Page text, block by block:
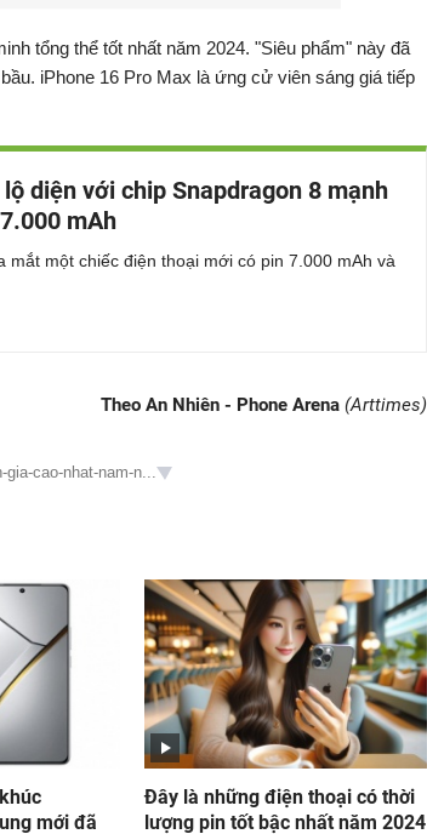
tổng thể tốt nhất năm 2024. "Siêu phẩm" này đã
iPhone 16 Pro Max là ứng cử viên sáng giá tiếp
lộ diện với chip Snapdragon 8 mạnh
mAh
mắt một chiếc điện thoại mới có pin 7.000 mAh và
Theo An Nhiên - Phone Arena (Arttimes)
gia-cao-nhat-nam-n...
mới đã
Đây là những điện thoại có thời
lượng pin tốt bậc nhất năm 2024